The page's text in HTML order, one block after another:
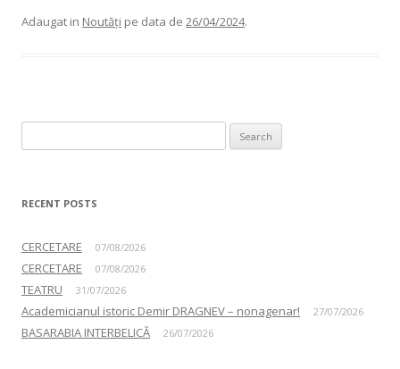
Adaugat in Noutăți pe data de 26/04/2024.
RECENT POSTS
CERCETARE 07/08/2026
CERCETARE 07/08/2026
TEATRU 31/07/2026
Academicianul istoric Demir DRAGNEV – nonagenar! 27/07/2026
BASARABIA INTERBELICĂ 26/07/2026